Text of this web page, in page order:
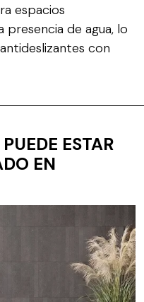
espacios
presencia de agua, lo
con
ESTAR
EN